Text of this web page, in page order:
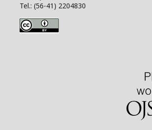
Tel.: (56-41) 2204830